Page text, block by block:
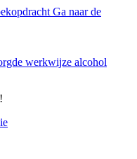
Ga naar de
werkwijze alcohol